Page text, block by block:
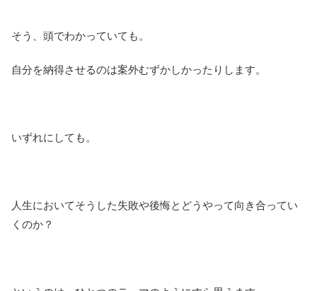
そう、頭でわかっていても。
自分を納得させるのは案外むずかしかったりします。
いずれにしても。
人生においてそうした失敗や後悔とどうやって向き合ってい
くのか？